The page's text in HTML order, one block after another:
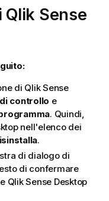
Qlik Sense
di Qlik Sense
controllo e
. Quindi,
nell'elenco dei
.
di dialogo di
di confermare
Qlik Sense Desktop